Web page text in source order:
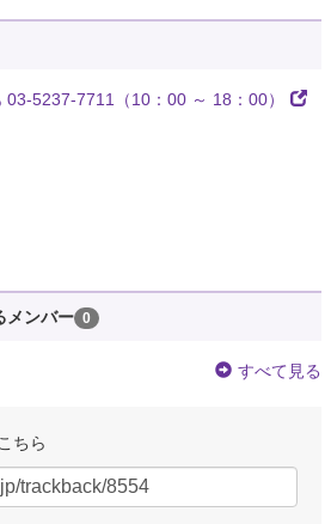
5237-7711（10：00 ～ 18：00）
メンバー 0
すべて見る
ちら